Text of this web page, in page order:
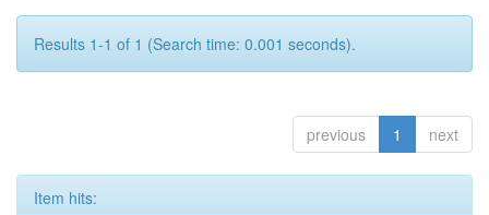
Results 1-1 of 1 (Search time: 0.001 seconds).
previous 1 next
Item hits: